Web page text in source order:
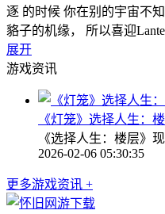
逐 的时候 你在别的宇宙不
貉子的机缘， 所以喜迎
展开
游戏资讯
《灯笼》选择人生：
《选择人生：楼层》
2026-02-06 05:30:35
更多游戏资讯 +